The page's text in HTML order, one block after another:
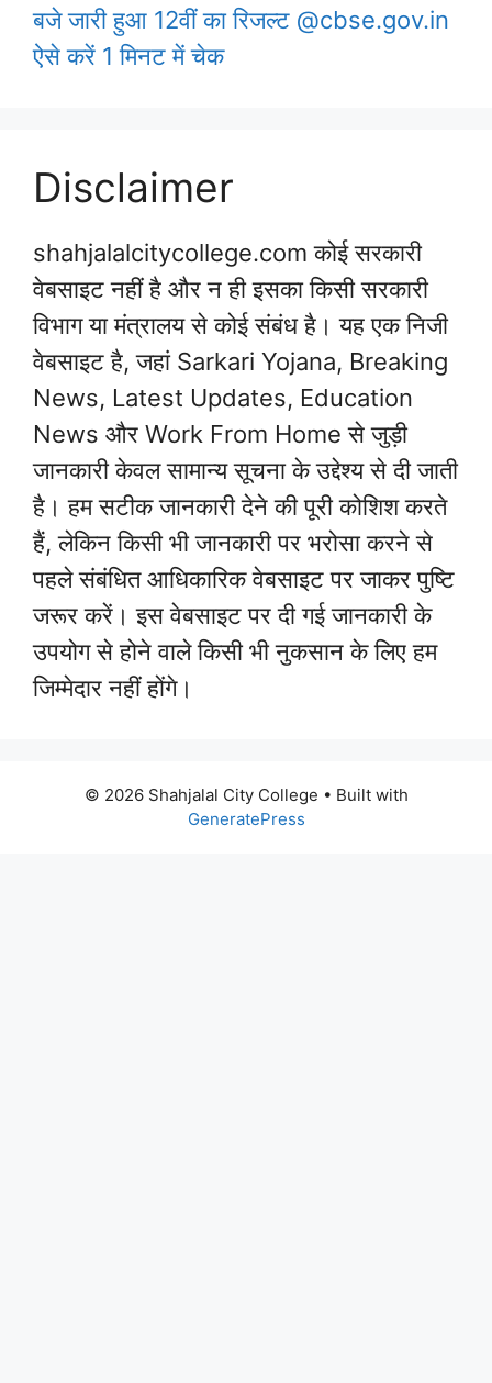
बजे जारी हुआ 12वीं का रिजल्ट @cbse.gov.in
ऐसे करें 1 मिनट में चेक
Disclaimer
shahjalalcitycollege.com कोई सरकारी
वेबसाइट नहीं है और न ही इसका किसी सरकारी
विभाग या मंत्रालय से कोई संबंध है। यह एक निजी
वेबसाइट है, जहां Sarkari Yojana, Breaking
News, Latest Updates, Education
News और Work From Home से जुड़ी
जानकारी केवल सामान्य सूचना के उद्देश्य से दी जाती
है। हम सटीक जानकारी देने की पूरी कोशिश करते
हैं, लेकिन किसी भी जानकारी पर भरोसा करने से
पहले संबंधित आधिकारिक वेबसाइट पर जाकर पुष्टि
जरूर करें। इस वेबसाइट पर दी गई जानकारी के
उपयोग से होने वाले किसी भी नुकसान के लिए हम
जिम्मेदार नहीं होंगे।
© 2026 Shahjalal City College • Built with
GeneratePress